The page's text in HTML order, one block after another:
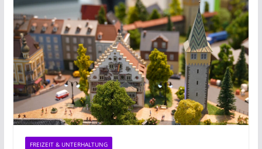
FREIZEIT & UNTERHALTUNG